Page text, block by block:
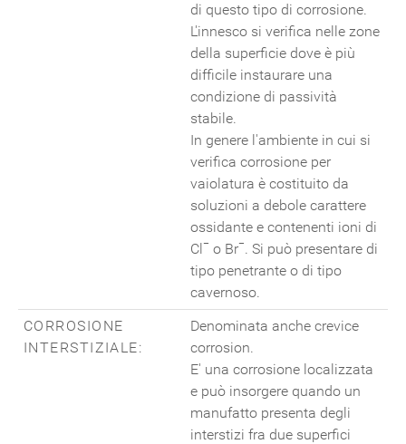
di questo tipo di corrosione.
L'innesco si verifica nelle zone
della superficie dove è più
difficile instaurare una
condizione di passività
stabile.
In genere l'ambiente in cui si
verifica corrosione per
vaiolatura è costituito da
soluzioni a debole carattere
ossidante e contenenti ioni di
Cl¯ o Br¯. Si può presentare di
tipo penetrante o di tipo
cavernoso.
CORROSIONE
INTERSTIZIALE:
Denominata anche crevice
corrosion.
E' una corrosione localizzata
e può insorgere quando un
manufatto presenta degli
interstizi fra due superfici